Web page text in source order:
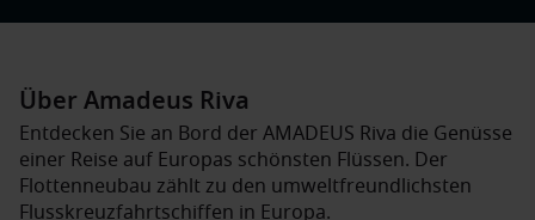
Über Amadeus Riva
Entdecken Sie an Bord der AMADEUS Riva die Genüsse
einer Reise auf Europas schönsten Flüssen. Der
Flottenneubau zählt zu den umweltfreundlichsten
Flusskreuzfahrtschiffen in Europa.